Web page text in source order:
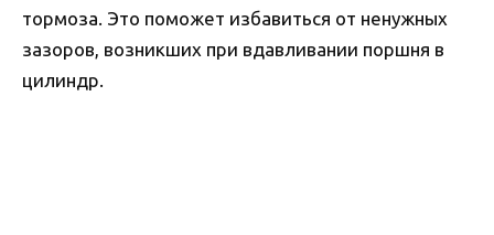
тормоза. Это поможет избавиться от ненужных
зазоров, возникших при вдавливании поршня в
цилиндр.